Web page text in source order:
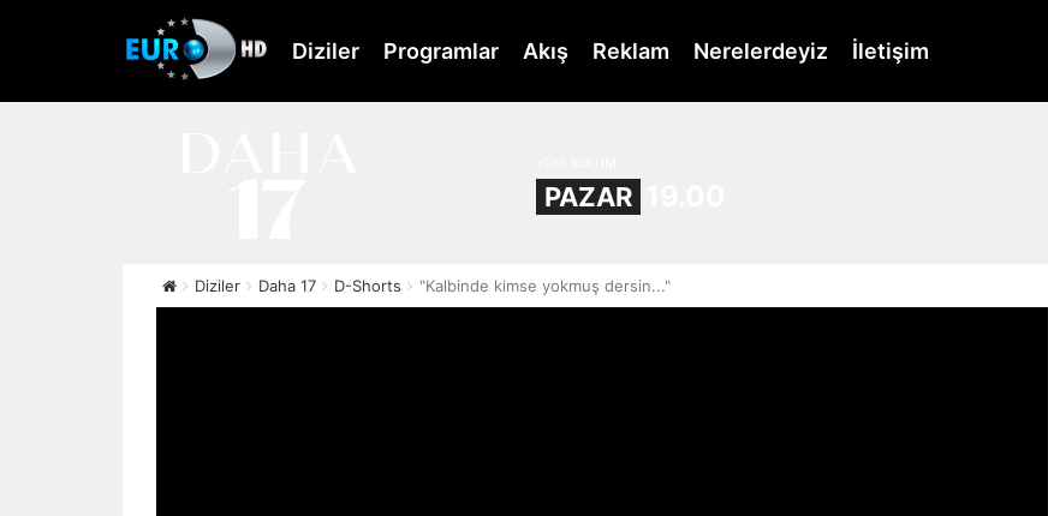
Diziler Programlar Akış Reklam Nerelerdeyiz İletişim
PAZAR
Diziler Daha 17 D-Shorts "Kalbinde kimse yokmuş dersin..."